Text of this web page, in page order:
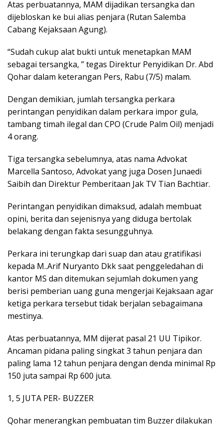
Atas perbuatannya, MAM dijadikan tersangka dan
dijebloskan ke bui alias penjara (Rutan Salemba
Cabang Kejaksaan Agung).
“Sudah cukup alat bukti untuk menetapkan MAM
sebagai tersangka, ” tegas Direktur Penyidikan Dr. Abd
Qohar dalam keterangan Pers, Rabu (7/5) malam.
Dengan demikian, jumlah tersangka perkara
perintangan penyidikan dalam perkara impor gula,
tambang timah ilegal dan CPO (Crude Palm Oil) menjadi
4 orang.
Tiga tersangka sebelumnya, atas nama Advokat
Marcella Santoso, Advokat yang juga Dosen Junaedi
Saibih dan Direktur Pemberitaan Jak TV Tian Bachtiar.
Perintangan penyidikan dimaksud, adalah membuat
opini, berita dan sejenisnya yang diduga bertolak
belakang dengan fakta sesungguhnya.
Perkara ini terungkap dari suap dan atau gratifikasi
kepada M..Arif Nuryanto Dkk saat penggeledahan di
kantor MS dan ditemukan sejumlah dokumen yang
berisi pemberian uang guna mengerjai Kejaksaan agar
ketiga perkara tersebut tidak berjalan sebagaimana
mestinya.
Atas perbuatannya, MM dijerat pasal 21 UU Tipikor.
Ancaman pidana paling singkat 3 tahun penjara dan
paling lama 12 tahun penjara dengan denda minimal Rp
150 juta sampai Rp 600 juta.
1, 5 JUTA PER- BUZZER
Qohar menerangkan pembuatan tim Buzzer dilakukan